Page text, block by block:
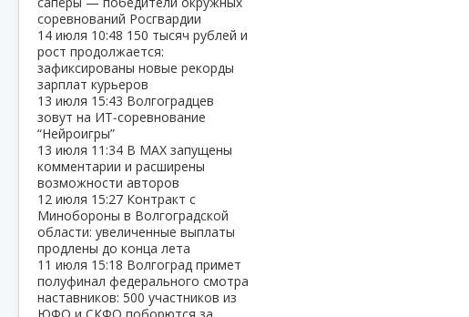
соревнований Росгвардии
14 июля 10:48 150 тысяч рублей и
рост продолжается:
зафиксированы новые рекорды
зарплат курьеров
13 июля 15:43 Волгоградцев
зовут на ИТ‑соревнование
“Нейроигры”
13 июля 11:34 В МАХ запущены
комментарии и расширены
возможности авторов
12 июля 15:27 Контракт с
Минобороны в Волгоградской
области: увеличенные выплаты
продлены до конца лета
11 июля 15:18 Волгоград примет
полуфинал федерального смотра
наставников: 500 участников из